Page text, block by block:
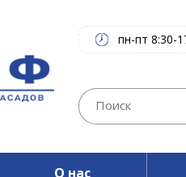
пн-пт 8:30-
О нас